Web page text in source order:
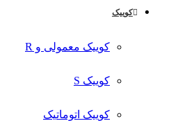
کوییک
کوییک معمولی و R
کوییک S
کوییک اتوماتیک